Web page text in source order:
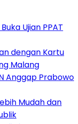
Ujian PPAT
dengan Kartu
Malang
Anggap Prabowo
Mudah dan